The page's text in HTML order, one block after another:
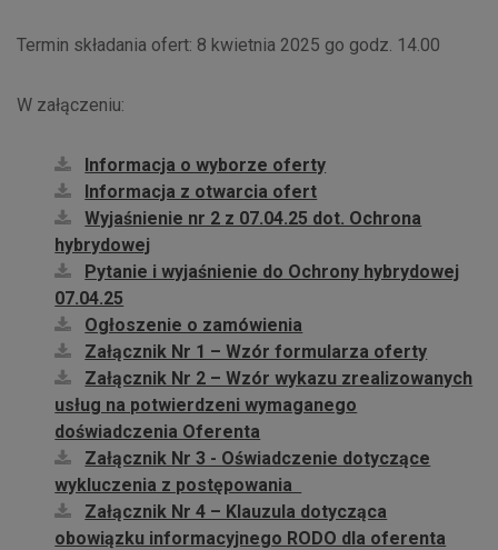
Termin składania ofert: 8 kwietnia 2025 go godz. 14.00
W załączeniu:
Informacja o wyborze oferty
Informacja z otwarcia ofert
Wyjaśnienie nr 2 z 07.04.25 dot. Ochrona
hybrydowej
Pytanie i wyjaśnienie do Ochrony hybrydowej
07.04.25
Ogłoszenie o zamówienia
Załącznik Nr 1 – Wzór formularza oferty
Załącznik Nr 2 – Wzór wykazu zrealizowanych
usług na potwierdzeni wymaganego
doświadczenia Oferenta
Załącznik Nr 3 - Oświadczenie dotyczące
wykluczenia z postępowania
Załącznik Nr 4 – Klauzula dotycząca
obowiązku informacyjnego RODO dla oferenta